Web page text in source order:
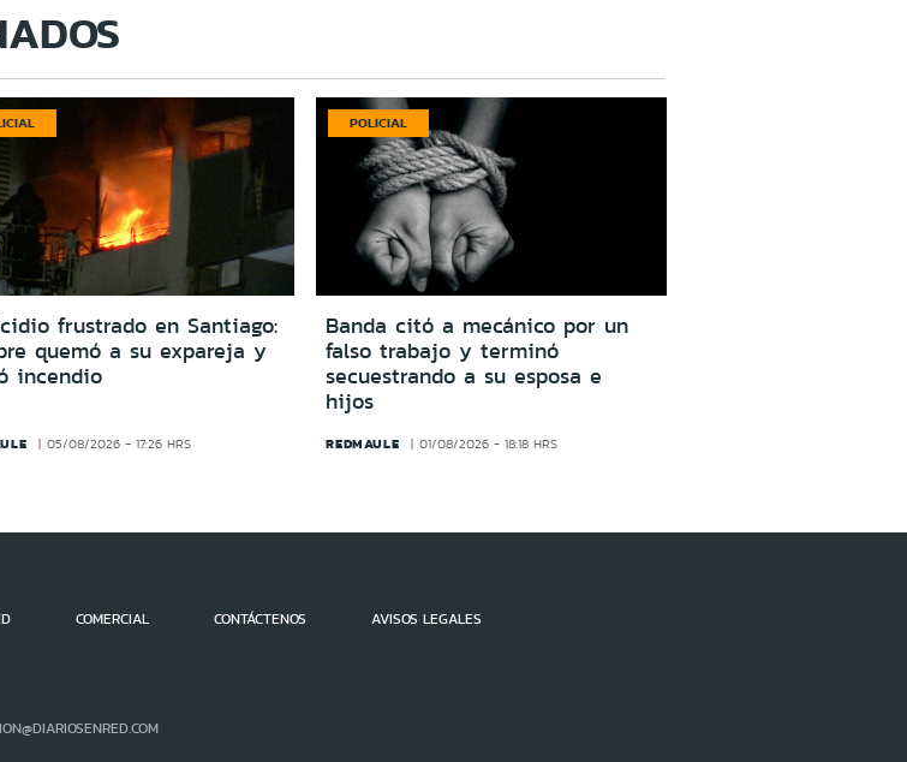
frustrado en Santiago:
quemó a su expareja y
incendio
05/08/2026 - 17:26 HRS
POLICIAL
Banda citó a mecánico por un
falso trabajo y terminó
secuestrando a su esposa e
hijos
REDMAULE 01/08/2026 - 18:18 HRS
COMERCIAL CONTÁCTENOS AVISOS LEGALES